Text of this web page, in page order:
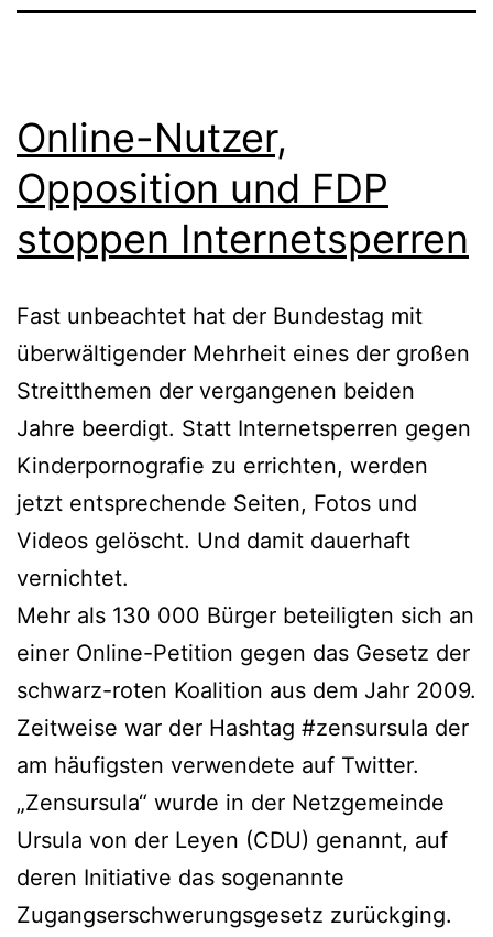
Online-Nutzer,
Opposition und FDP
stoppen Internetsperren
Fast unbeachtet hat der Bundestag mit
überwältigender Mehrheit eines der großen
Streitthemen der vergangenen beiden
Jahre beerdigt. Statt Internetsperren gegen
Kinderpornografie zu errichten, werden
jetzt entsprechende Seiten, Fotos und
Videos gelöscht. Und damit dauerhaft
vernichtet.
Mehr als 130 000 Bürger beteiligten sich an
einer Online-Petition gegen das Gesetz der
schwarz-roten Koalition aus dem Jahr 2009.
Zeitweise war der Hashtag #zensursula der
am häufigsten verwendete auf Twitter.
„Zensursula“ wurde in der Netzgemeinde
Ursula von der Leyen (CDU) genannt, auf
deren Initiative das sogenannte
Zugangserschwerungsgesetz zurückging.